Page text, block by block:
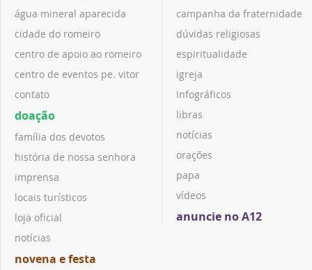
água mineral aparecida
cidade do romeiro
centro de apoio ao romeiro
centro de eventos pe. vitor
contato
doação
família dos devotos
história de nossa senhora
imprensa
locais turísticos
loja oficial
notícias
novena e festa
campanha da fraternidade
dúvidas religiosas
espiritualidade
igreja
infográficos
libras
notícias
orações
papa
vídeos
anuncie no A12